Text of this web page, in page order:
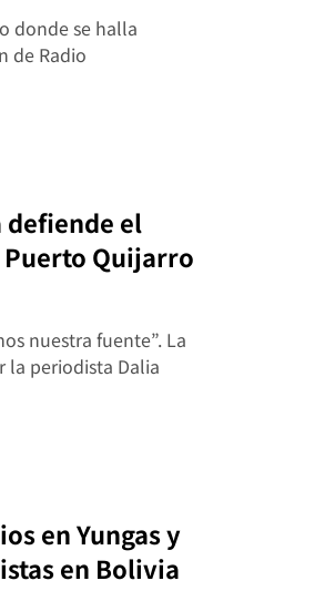
donde se halla
de Radio
el
Quijarro
nuestra fuente”. La
la periodista Dalia
en Yungas y
en Bolivia